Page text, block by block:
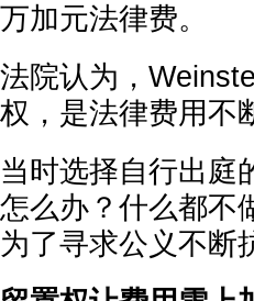
万加元法律费。
法院认为，
权，是法律费用不
当时选择自行出庭
怎么办？什么都不
为了寻求公义不断